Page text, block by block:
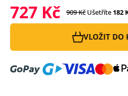
727 Kč 909 Kč Ušetříte182
VLOŽIT DO